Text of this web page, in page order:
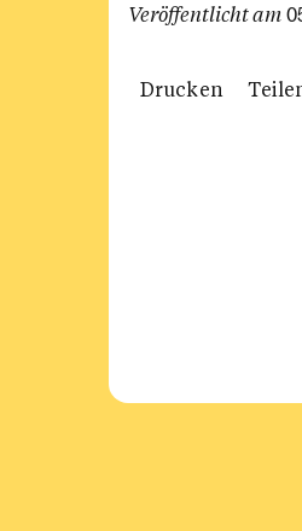
Veröffentlicht am
Drucken